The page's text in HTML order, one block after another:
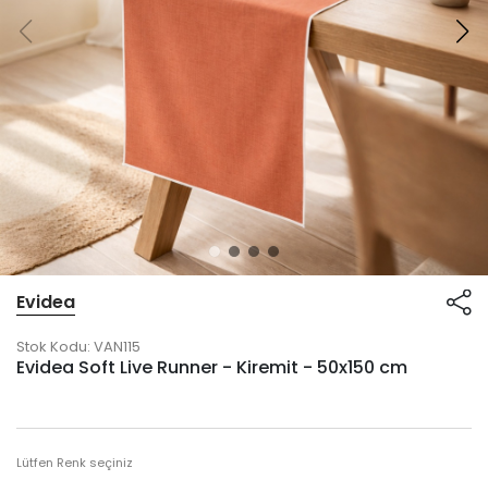
Evidea
Stok Kodu: VAN115
Evidea Soft Live Runner - Kiremit - 50x150 cm
Lütfen Renk seçiniz